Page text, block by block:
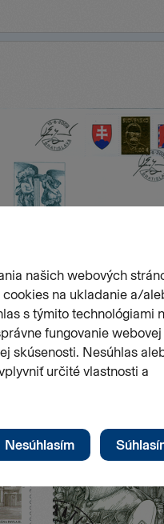
Stránka